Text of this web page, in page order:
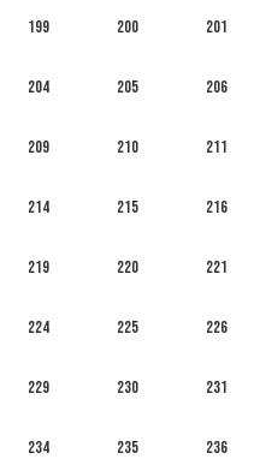
199 200 201
204 205 206
209 210 211
214 215 216
219 220 221
224 225 226
229 230 231
234 235 236